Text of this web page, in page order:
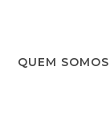
QUEM SOMOS